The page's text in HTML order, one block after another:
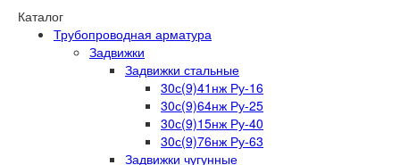
Каталог
Трубопроводная арматура
Задвижки
Задвижки стальные
30с(9)41нж Ру-16
30с(9)64нж Ру-25
30с(9)15нж Ру-40
30с(9)76нж Ру-63
Задвижки чугунные